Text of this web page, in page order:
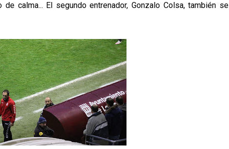
calma... El segundo entrenador, Gonzalo Colsa, también se